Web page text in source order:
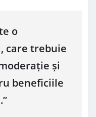
o
care trebuie
și
beneficiile